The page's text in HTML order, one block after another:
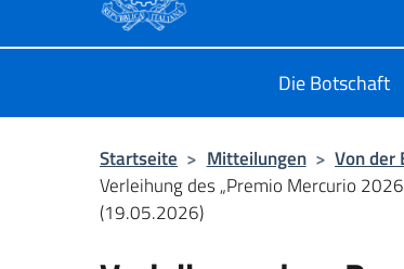
Die Botschaft
Startseite > Mitteilungen > Von der
Verleihung des „Premio Mercurio
(19.05.2026)